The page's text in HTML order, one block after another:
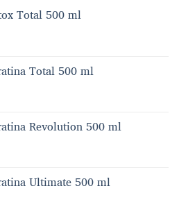
Total 500 ml
Total 500 ml
Revolution 500 ml
Ultimate 500 ml